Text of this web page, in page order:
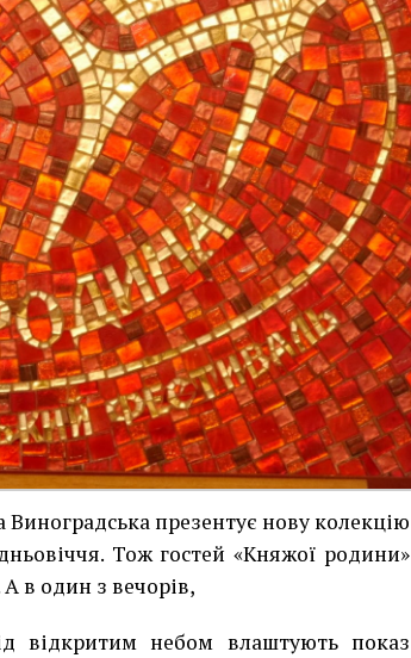
Виноградська презентує нову колекцію
Тож гостей «Княжої родини»
в один з вечорів,
відкритим небом влаштують показ